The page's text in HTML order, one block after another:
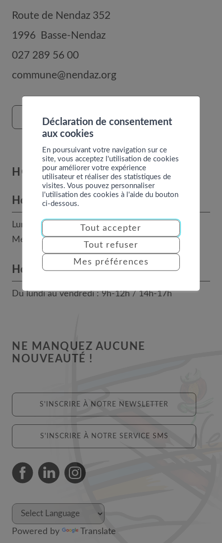
Route de Nendaz 352
1996
Basse-Nendaz
027 289 56 00
commune@nendaz.org
FORMULAIRE DE CONTACT
HORAIRES
Horaires des bureaux
Lundi, mardi, jeudi et vendredi : 8h - 12h
Mercredi : 14h - 17h
Horaires téléphoniques
Du lundi au vendredi : 9h-12h / 14h-17h
NE MANQUEZ AUCUNE
NOUVEAUTÉ !
S'INSCRIRE À NOTRE NEWSLETTER
S'INSCRIRE À NOTRE SERVICE SMS
Powered by Translate
Déclaration de consentement
aux cookies
En poursuivant votre navigation sur ce
site, vous acceptez l'utilisation de cookies
pour améliorer votre expérience
utilisateur et réaliser des statistiques de
visites. Vous pouvez personnaliser
l'utilisation des cookies à l'aide du bouton
ci-dessous.
Tout accepter
Tout refuser
Mes préférences